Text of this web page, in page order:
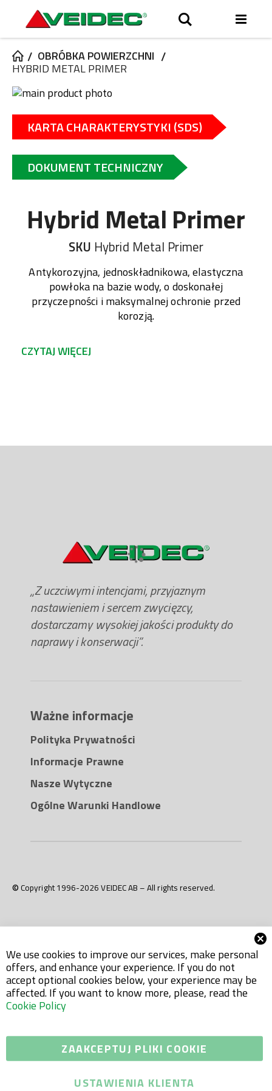
OBRÓBKA POWIERZCHNI
HYBRID METAL PRIMER
Przejdź
koniec
galerii
na
początek
galerii
KARTA CHARAKTERYSTYKI (SDS)
DOKUMENT TECHNICZNY
Hybrid Metal Primer
SKU Hybrid Metal Primer
Antykorozyjna, jednoskładnikowa, elastyczna
powłoka na bazie wody, o doskonałej
przyczepności i maksymalnej ochronie przed
korozją.
CZYTAJ WIĘCEJ
„Z uczciwymi intencjami, przyjaznym
nastawieniem i sercem zwycięzcy,
dostarczamy wysokiej jakości produkty do
naprawy i konserwacji”.
Ważne informacje
Polityka Prywatności
Informacje Prawne
Nasze Wytyczne
Ogólne Warunki Handlowe
© Copyright 1996-2026 VEIDEC AB – All rights reserved.
We use cookies to improve our services, make personal
offers, and enhance your experience. If you do not
accept optional cookies below, your experience may be
affected. If you want to know more, please, read the
Cookie Policy
ZAAKCEPTUJ PLIKI COOKIE
USTAWIENIA KLIENTA